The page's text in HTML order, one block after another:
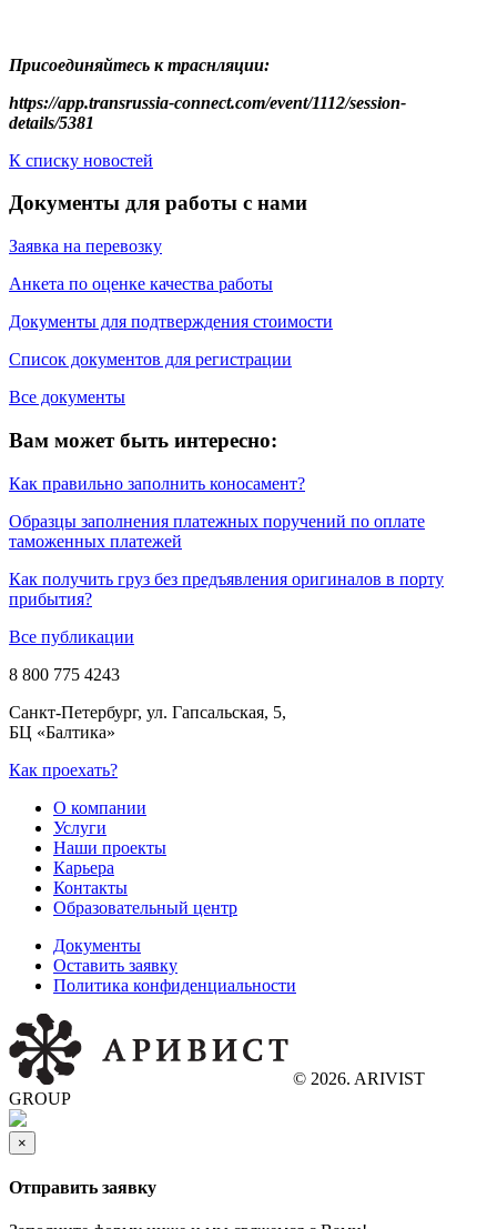
Присоединяйтесь к траснляции:
https://app.transrussia-connect.com/event/1112/session-
details/5381
К списку новостей
Документы для работы с нами
Заявка на перевозку
Анкета по оценке качества работы
Документы для подтверждения стоимости
Список документов для регистрации
Все документы
Вам может быть интересно:
Как правильно заполнить коносамент?
Образцы заполнения платежных поручений по оплате
таможенных платежей
Как получить груз без предъявления оригиналов в порту
прибытия?
Все публикации
8 800 775 4243
Санкт-Петербург, ул. Гапсальская, 5,
БЦ «Балтика»
Как проехать?
О компании
Услуги
Наши проекты
Карьера
Контакты
Образовательный центр
Документы
Оставить заявку
Политика конфиденциальности
© 2026. ARIVIST
GROUP
×
Отправить заявку